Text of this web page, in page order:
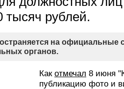
рублей.
на официальные
органов.
Как отмечал 8 июня
публикацию фото и